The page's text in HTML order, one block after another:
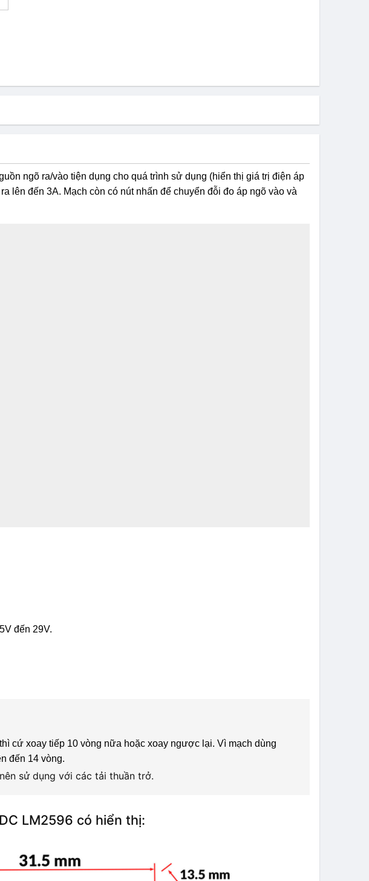
ngõ ra/vào tiện dụng cho quá trình sử dụng (hiển thị giá trị điện áp
lên đến 3A. Mạch còn có nút nhấn để chuyển đỗi đo áp ngõ vào và
đến 29V.
cứ xoay tiếp 10 vòng nữa hoặc xoay ngược lại. Vì mạch dùng
đến 14 vòng.
sử dụng với các tải thuần trở.
LM2596 có hiển thị: